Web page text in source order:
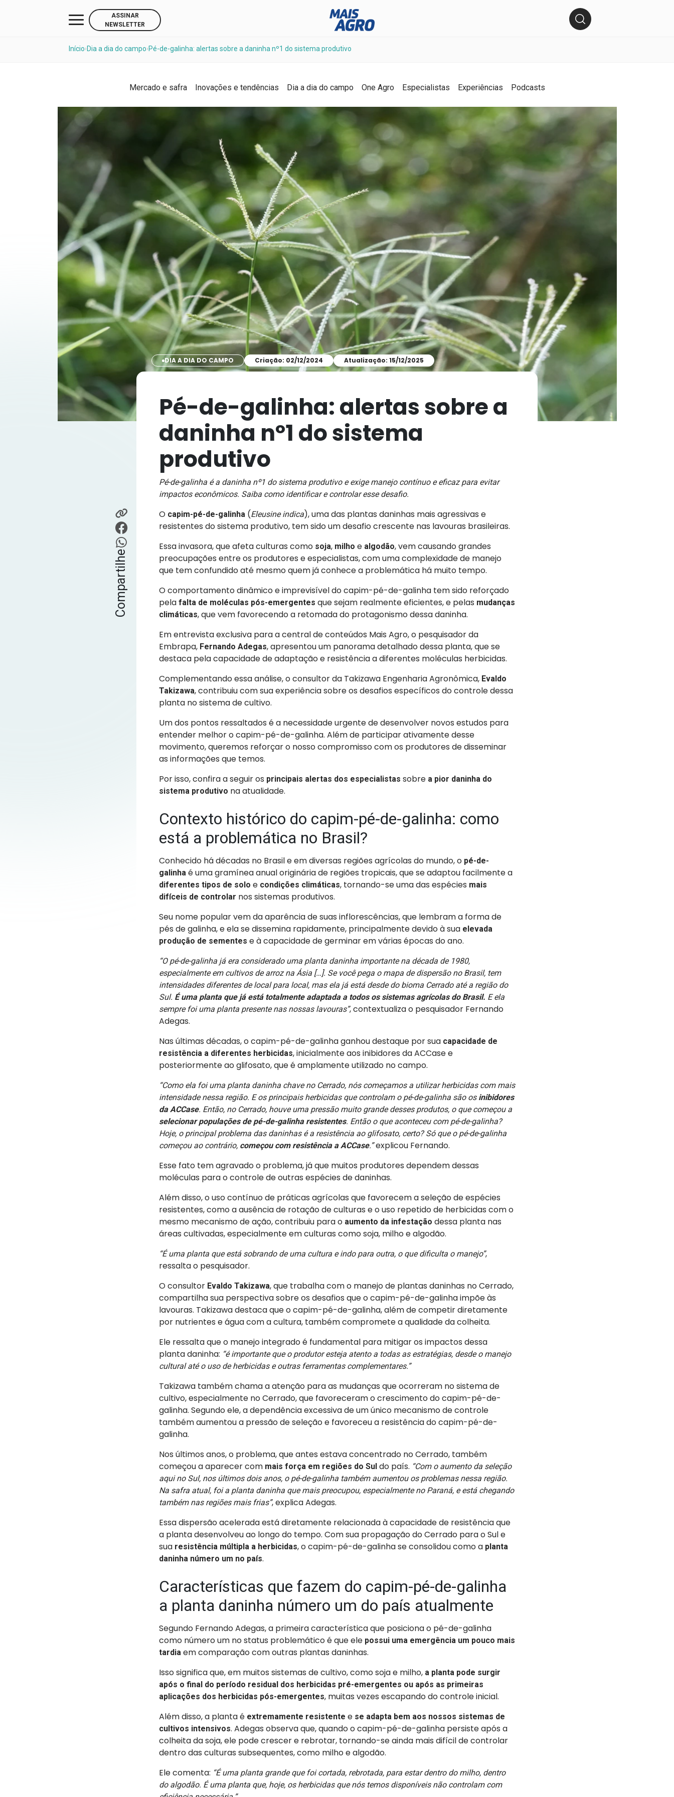
ASSINAR
NEWSLETTER
Início› Dia a dia do campo› Pé-de-galinha: alertas sobre a daninha nº1 do sistema produtivo
Mercado e safra Inovações e tendências Dia a dia do campo One Agro Especialistas Experiências Podcasts
DIA A DIA DO CAMPO Criação: 02/12/2024 Atualização: 15/12/2025
Compartilhe
Pé-de-galinha: alertas sobre a
daninha nº1 do sistema
produtivo
Pé-de-galinha é a daninha nº1 do sistema produtivo e exige manejo contínuo e eficaz para evitar
impactos econômicos. Saiba como identificar e controlar esse desafio.
O capim-pé-de-galinha(Eleusine indica), uma das plantas daninhas mais agressivas e
resistentes do sistema produtivo, tem sido um desafio crescente nas lavouras brasileiras.
Essa invasora, que afeta culturas como soja, milho e algodão, vem causando grandes
preocupações entre os produtores e especialistas, com uma complexidade de manejo
que tem confundido até mesmo quem já conhece a problemática há muito tempo.
O comportamento dinâmico e imprevisível do capim-pé-de-galinha tem sido reforçado
pela falta de moléculas pós-emergentes que sejam realmente eficientes, e pelas mudanças
climáticas, que vem favorecendo a retomada do protagonismo dessa daninha.
Em entrevista exclusiva para a central de conteúdos Mais Agro, o pesquisador da
Embrapa,Fernando Adegas, apresentou um panorama detalhado dessa planta, que se
destaca pela capacidade de adaptação e resistência a diferentes moléculas herbicidas.
Complementando essa análise, o consultor da Takizawa Engenharia Agronômica,Evaldo
Takizawa, contribuiu com sua experiência sobre os desafios específicos do controle dessa
planta no sistema de cultivo.
Um dos pontos ressaltados é a necessidade urgente de desenvolver novos estudos para
entender melhor o capim-pé-de-galinha. Além de participar ativamente desse
movimento, queremos reforçar o nosso compromisso com os produtores de disseminar
as informações que temos.
Por isso, confira a seguir os principais alertas dos especialistas sobre a pior daninha do
sistema produtivo na atualidade.
Contexto histórico do capim-pé-de-galinha: como
está a problemática no Brasil?
Conhecido há décadas no Brasil e em diversas regiões agrícolas do mundo, opé-de-
galinha é uma gramínea anual originária de regiões tropicais, que se adaptou facilmente a
diferentes tipos de solo econdições climáticas, tornando-se uma das espécies mais
difíceis de controlar nos sistemas produtivos.
Seu nome popular vem da aparência de suas inflorescências, que lembram a forma de
pés de galinha, e ela se dissemina rapidamente, principalmente devido à suaelevada
produção de sementes e à capacidade de germinar em várias épocas do ano.
“O pé-de-galinha já era considerado uma planta daninha importante na década de 1980,
especialmente em cultivos de arroz na Ásia […]. Se você pega o mapa de dispersão no Brasil, tem
intensidades diferentes de local para local, mas ela já está desde do bioma Cerrado até a região do
Sul. É uma planta que já está totalmente adaptada a todos os sistemas agrícolas do Brasil. E ela
sempre foi uma planta presente nas nossas lavouras”, contextualiza o pesquisador Fernando
Adegas.
Nas últimas décadas, o capim-pé-de-galinha ganhou destaque por sua capacidade de
resistência a diferentes herbicidas, inicialmente aos inibidores da ACCase e
posteriormente ao glifosato, que é amplamente utilizado no campo.
“Como ela foi uma planta daninha chave no Cerrado, nós começamos a utilizar herbicidas com mais
intensidade nessa região. E os principais herbicidas que controlam o pé-de-galinha são os inibidores
da ACCase. Então, no Cerrado, houve uma pressão muito grande desses produtos, o que começou a
selecionar populações de pé-de-galinha resistentes. Então o que aconteceu com pé-de-galinha?
Hoje, o principal problema das daninhas é a resistência ao glifosato, certo? Só que o pé-de-galinha
começou ao contrário, começou com resistência a ACCase.”explicou Fernando.
Esse fato tem agravado o problema, já que muitos produtores dependem dessas
moléculas para o controle de outras espécies de daninhas.
Além disso, o uso contínuo de práticas agrícolas que favorecem a seleção de espécies
resistentes, como a ausência de rotação de culturas e o uso repetido de herbicidas com o
mesmo mecanismo de ação, contribuiu para oaumento da infestação dessa planta nas
áreas cultivadas, especialmente em culturas como soja, milho e algodão.
“É uma planta que está sobrando de uma cultura e indo para outra, o que dificulta o manejo”,
ressalta o pesquisador.
O consultor Evaldo Takizawa, que trabalha com o manejo de plantas daninhas no Cerrado,
compartilha sua perspectiva sobre os desafios que o capim-pé-de-galinha impõe às
lavouras. Takizawa destaca que o capim-pé-de-galinha, além de competir diretamente
por nutrientes e água com a cultura, também compromete a qualidade da colheita.
Ele ressalta que o manejo integrado é fundamental para mitigar os impactos dessa
planta daninha: “é importante que o produtor esteja atento a todas as estratégias, desde o manejo
cultural até o uso de herbicidas e outras ferramentas complementares.”
Takizawa também chama a atenção para as mudanças que ocorreram no sistema de
cultivo, especialmente no Cerrado, que favoreceram o crescimento do capim-pé-de-
galinha. Segundo ele, a dependência excessiva de um único mecanismo de controle
também aumentou a pressão de seleção e favoreceu a resistência do capim-pé-de-
galinha.
Nos últimos anos, o problema, que antes estava concentrado no Cerrado, também
começou a aparecer commais força em regiões do Suldo país. “Com o aumento da seleção
aqui no Sul, nos últimos dois anos, o pé-de-galinha também aumentou os problemas nessa região.
Na safra atual, foi a planta daninha que mais preocupou, especialmente no Paraná, e está chegando
também nas regiões mais frias”, explica Adegas.
Essa dispersão acelerada está diretamente relacionada à capacidade de resistência que
a planta desenvolveu ao longo do tempo. Com sua propagação do Cerrado para o Sul e
suaresistência múltipla a herbicidas, o capim-pé-de-galinha se consolidou como a planta
daninha número um no país.
Características que fazem do capim-pé-de-galinha
a planta daninha número um do país atualmente
Segundo Fernando Adegas, a primeira característica que posiciona o pé-de-galinha
como número um no status problemático é que ele possui uma emergência um pouco mais
tardia em comparação com outras plantas daninhas.
Isso significa que, em muitos sistemas de cultivo, como soja e milho, a planta pode surgir
após o final do período residual dos herbicidas pré-emergentes ou após as primeiras
aplicações dos herbicidas pós-emergentes, muitas vezes escapando do controle inicial.
Além disso, a planta é extremamente resistente e se adapta bem aos nossos sistemas de
cultivos intensivos. Adegas observa que, quando o capim-pé-de-galinha persiste após a
colheita da soja, ele pode crescer e rebrotar, tornando-se ainda mais difícil de controlar
dentro das culturas subsequentes, como milho e algodão.
Ele comenta: “É uma planta grande que foi cortada, rebrotada, para estar dentro do milho, dentro
do algodão. É uma planta que, hoje, os herbicidas que nós temos disponíveis não controlam com